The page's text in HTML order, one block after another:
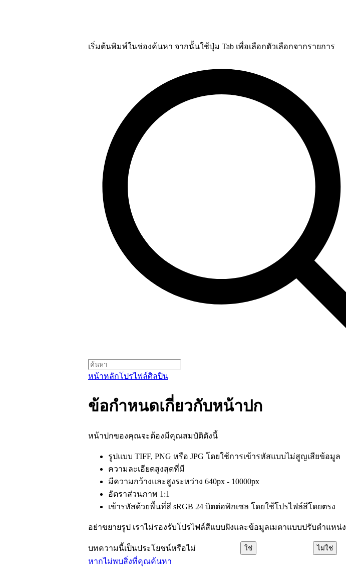
เริ่มต้นพิมพ์ในช่องค้นหา จากนั้นใช้ปุ่ม Tab เพื่อเลือกตัวเลือกจากรายการ
หน้าหลักโปรไฟล์ศิลปิน
หากไม่พบสิ่งที่คุณค้นหา
ข้อกำหนดเกี่ยวกับหน้าปก
หน้าปกของคุณจะต้องมีคุณสมบัติดังนี้
รูปแบบ TIFF, PNG หรือ JPG โดยใช้การเข้ารหัสแบบไม่สูญเสียข้อมูล
ความละเอียดสูงสุดที่มี
มีความกว้างและสูงระหว่าง 640px - 10000px
อัตราส่วนภาพ 1:1
เข้ารหัสด้วยพื้นที่สี sRGB 24 บิตต่อพิกเซล โดยใช้โปรไฟล์สีโดยตรง
อย่าขยายรูป เราไม่รองรับโปรไฟล์สีแบบฝังและข้อมูลเมตาแบบปรับตำแหน่ง
บทความนี้เป็นประโยชน์หรือไม่ ใช่ ไม่ใช่